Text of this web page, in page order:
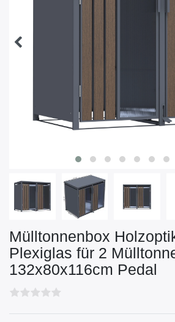
Mülltonnenbox
Plexiglas für 2
132x80x116cm Pedal